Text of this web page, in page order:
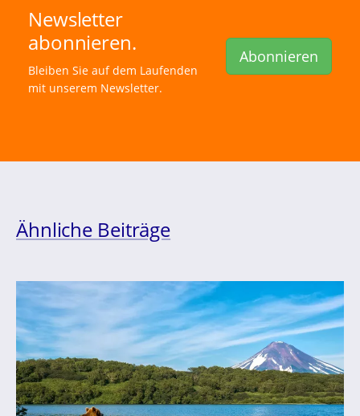
Newsletter
abonnieren.
Bleiben Sie auf dem Laufenden
mit unserem Newsletter.
Abonnieren
Ähnliche Beiträge